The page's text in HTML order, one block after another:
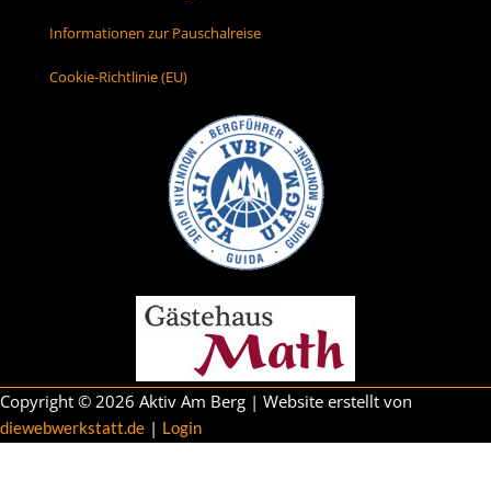
Informationen zur Pauschalreise
Cookie-Richtlinie (EU)
Copyright © 2026 Aktiv Am Berg | Website erstellt von
diewebwerkstatt.de | Login